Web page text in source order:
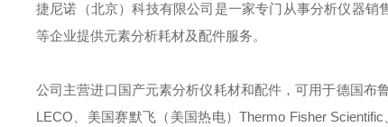
捷尼诺（北京）科技有限公司是一家专门从事分析仪器
等企业提供元素分析耗材及配件服务。
公司主营进口国产元素分析仪耗材和配件，可用于德国布
LECO、美国赛默飞（美国热电）Thermo Fisher